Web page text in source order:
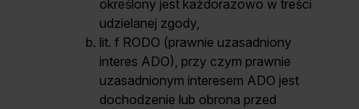
określony jest każdorazowo w treści
udzielanej zgody,
lit. f RODO (prawnie uzasadniony
interes ADO), przy czym prawnie
uzasadnionym interesem ADO jest
dochodzenie lub obrona przed